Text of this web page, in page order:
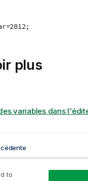
plus
variables dans
to